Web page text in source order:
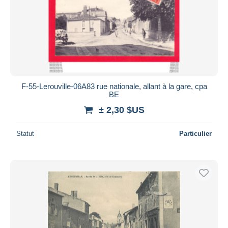
F-55-Lerouville-06A83 rue nationale, allant à la gare, cpa
BE
± 2,30 $US
Statut Particulier